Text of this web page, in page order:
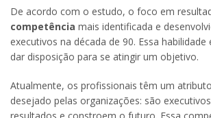
De acordo com o estudo, o foco em
competência mais identificada e
executivos na década de 90. Essa
dar disposição para se atingir um objetivo.
Atualmente, os profissionais têm um
desejado pelas organizações: são